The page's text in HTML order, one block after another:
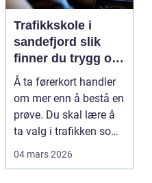
Trafikkskole i
sandefjord slik
finner du trygg og
effektiv opplæring
Å ta førerkort handler
om mer enn å bestå en
prøve. Du skal lære å
ta valg i trafikken som
påvirker ...
04 mars 2026